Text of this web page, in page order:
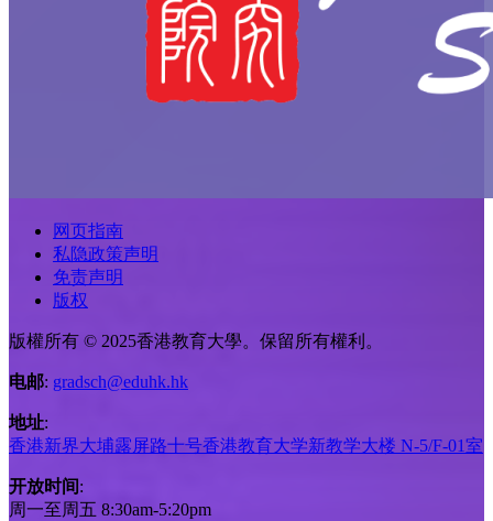
网页指南
私隐政策声明
免责声明
版权
版權所有 © 2025香港教育大學。保留所有權利。
电邮: gradsch@eduhk.hk
地址:
香港新界大埔露屏路十号香港教育大学新教学大楼 N-5/F-01室
开放时间:
周一至周五 8:30am-5:20pm